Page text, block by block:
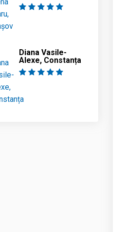
Diana Vasile-
Alexe, Constanța